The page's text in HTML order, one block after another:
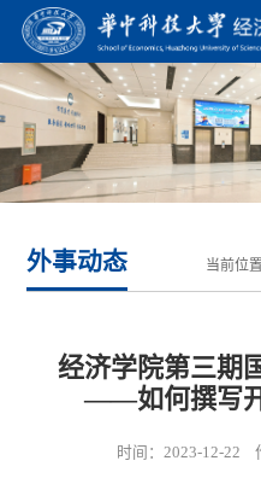
外事动态 当前位
经济学院第三期
——如何撰写
时间：2023-12-22